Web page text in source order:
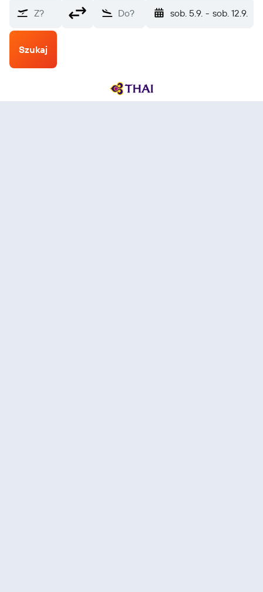
Z? Do? sob. 5.9. - sob. 12.9.
Szukaj